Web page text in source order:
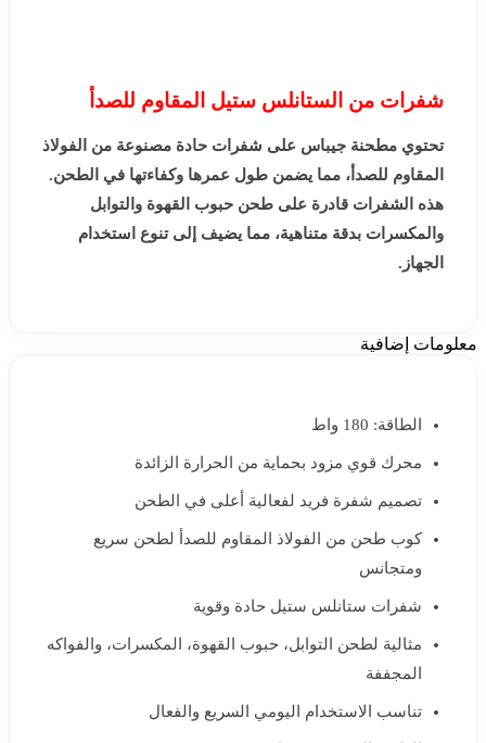
شفرات من الستانلس ستيل المقاوم للصدأ
تحتوي مطحنة جيباس على شفرات حادة مصنوعة من الفولاذ
المقاوم للصدأ، مما يضمن طول عمرها وكفاءتها في الطحن.
هذه الشفرات قادرة على طحن حبوب القهوة والتوابل
والمكسرات بدقة متناهية، مما يضيف إلى تنوع استخدام
الجهاز.
معلومات إضافية
الطاقة: 180 واط
محرك قوي مزود بحماية من الحرارة الزائدة
تصميم شفرة فريد لفعالية أعلى في الطحن
كوب طحن من الفولاذ المقاوم للصدأ لطحن سريع
ومتجانس
شفرات ستانلس ستيل حادة وقوية
مثالية لطحن التوابل، حبوب القهوة، المكسرات، والفواكه
المجففة
تناسب الاستخدام اليومي السريع والفعال